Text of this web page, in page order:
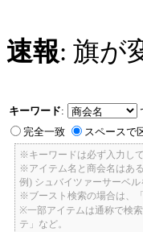
速報: 旗が
キーワード:
完全一致
スペースで
※キーワードは必ず入力して
※アイテム名と商会名はあ
例) シュバイツァーサーベ
※ブースト検索の場合は、
※一部アイテムは通称で検
テ」など。